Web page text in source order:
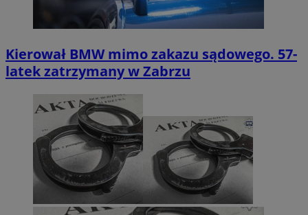
Kierował BMW mimo zakazu sądowego. 57-
latek zatrzymany w Zabrzu